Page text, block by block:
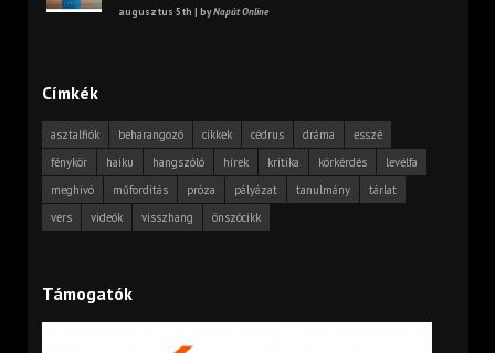
augusztus 5th | byNapút Online
Címkék
asztalfiók beharangozó cikkek cédrus dráma
esszé
fénykör
haiku hangszóló hírek kritika körkérdés
levélfa
meghívó
műfordítás próza pályázat tanulmány
tárlat
vers
videók visszhang önszócikk
Támogatók